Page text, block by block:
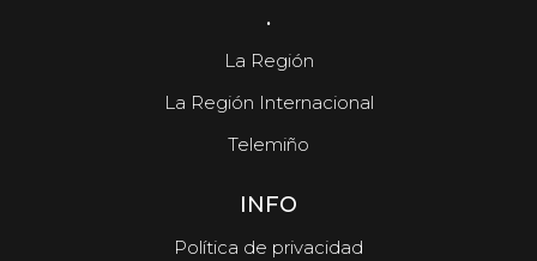
.
La Región
La Región Internacional
Telemiño
INFO
Política de privacidad